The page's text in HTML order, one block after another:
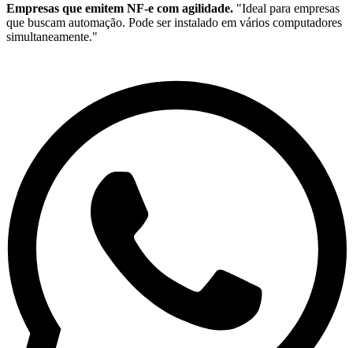
Empresas que emitem NF-e com agilidade. "Ideal para empresas
que buscam automação. Pode ser instalado em vários computadores
simultaneamente."